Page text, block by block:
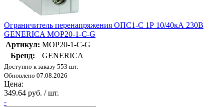
Ограничитель перенапряжения ОПС1-C 1Р 10/40кА 230В
GENERICA MOP20-1-C-G
Артикул: MOP20-1-C-G
Бренд:
GENERICA
Доступно к заказу 553 шт.
Обновлено 07.08.2026
Цена:
349.64 руб. / шт.
-